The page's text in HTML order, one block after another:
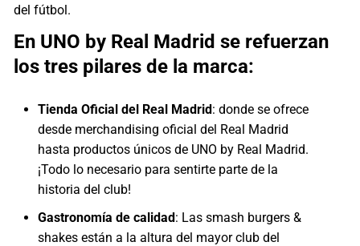
del fútbol.
En UNO by Real Madrid se refuerzan
los tres pilares de la marca:
Tienda Oficial del Real Madrid: donde se ofrece
desde merchandising oficial del Real Madrid
hasta productos únicos de UNO by Real Madrid.
¡Todo lo necesario para sentirte parte de la
historia del club!
Gastronomía de calidad: Las smash burgers &
shakes están a la altura del mayor club del